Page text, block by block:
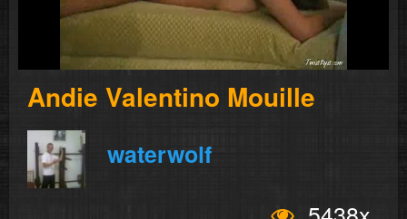
Video
Andie Valentino Mouille
waterwolf